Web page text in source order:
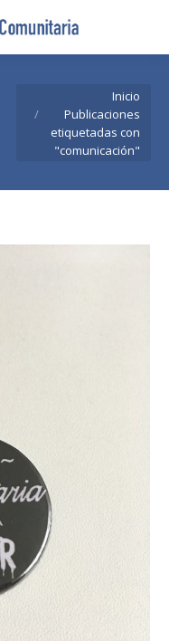
Inicio
Publicaciones
etiquetadas con
"comunicación"